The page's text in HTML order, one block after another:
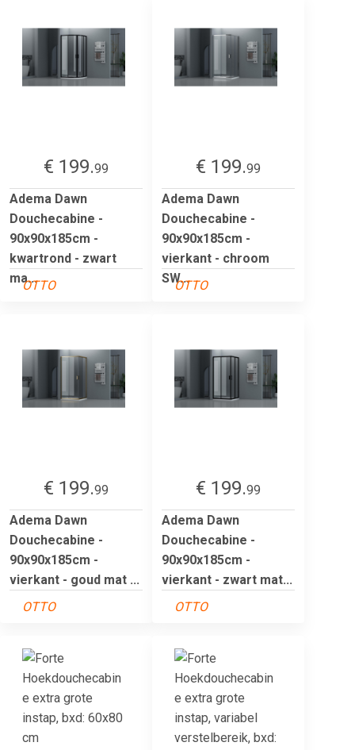
€ 199.99
Adema Dawn
Douchecabine -
90x90x185cm -
kwartrond - zwart
ma...OTTO
€ 199.99
Adema Dawn
Douchecabine -
90x90x185cm -
vierkant - chroom
SW...OTTO
€ 199.99
Adema Dawn
Douchecabine -
90x90x185cm -
vierkant - goud mat ...
OTTO
€ 199.99
Adema Dawn
Douchecabine -
90x90x185cm -
vierkant - zwart mat...
OTTO